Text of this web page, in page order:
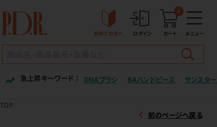
初めての方へ ログイン カート
0
メニュー
急上昇キーワード ： DNAブラシ BAハンドピース サンスター
TOP
前のページへ戻る